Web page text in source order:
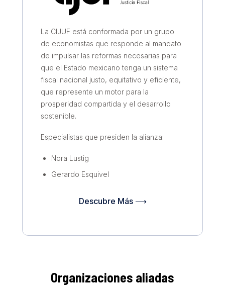
La CIJUF está conformada por un grupo
de economistas que responde al mandato
de impulsar las reformas necesarias para
que el Estado mexicano tenga un sistema
fiscal nacional justo, equitativo y eficiente,
que represente un motor para la
prosperidad compartida y el desarrollo
sostenible.
Especialistas que presiden la alianza:
Nora Lustig
Gerardo Esquivel
Descubre Más ⟶
Organizaciones aliadas